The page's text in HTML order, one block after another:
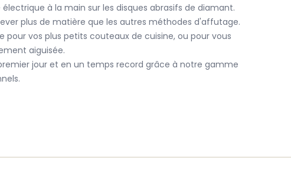
à la main sur les disques abrasifs de diamant.
plus de matière que les autres méthodes d'affutage.
pour vos plus petits couteaux de cuisine, ou pour vous
aiguisée.
jour et en un temps record grâce à notre gamme